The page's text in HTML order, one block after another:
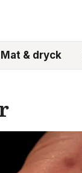
Mat & dryck